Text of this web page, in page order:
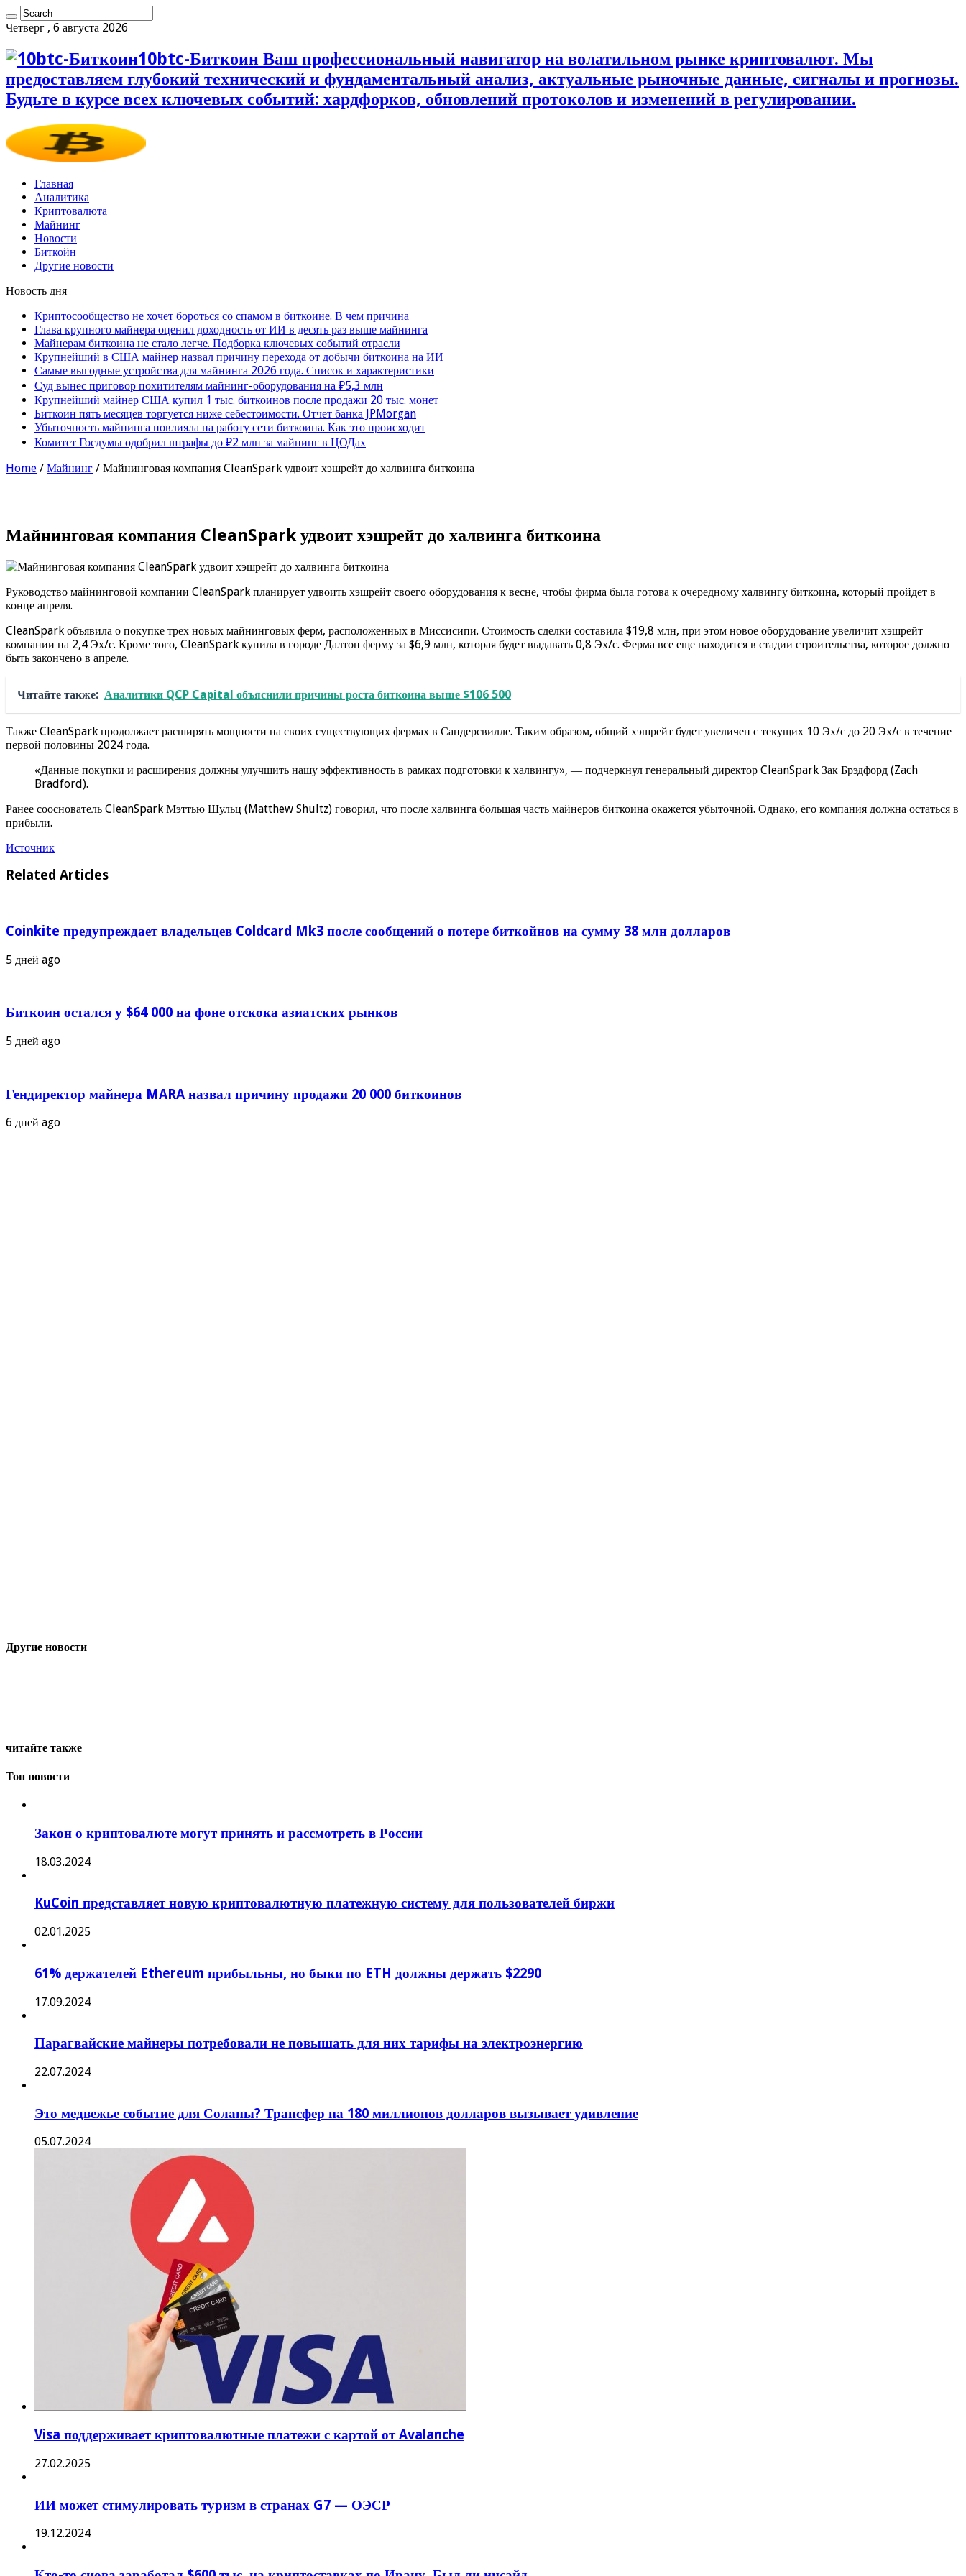
Четверг , 6 августа 2026
10btc-Биткоин Ваш профессиональный навигатор на волатильном рынке криптовалют. Мы
предоставляем глубокий технический и фундаментальный анализ, актуальные рыночные данные, сигналы и прогнозы.
Будьте в курсе всех ключевых событий: хардфорков, обновлений протоколов и изменений в регулировании.
Главная
Аналитика
Криптовалюта
Майнинг
Новости
Биткойн
Другие новости
Новость дня
Криптосообщество не хочет бороться со спамом в биткоине. В чем причина
Глава крупного майнера оценил доходность от ИИ в десять раз выше майнинга
Майнерам биткоина не стало легче. Подборка ключевых событий отрасли
Крупнейший в США майнер назвал причину перехода от добычи биткоина на ИИ
Самые выгодные устройства для майнинга 2026 года. Список и характеристики
Суд вынес приговор похитителям майнинг-оборудования на ₽5,3 млн
Крупнейший майнер США купил 1 тыс. биткоинов после продажи 20 тыс. монет
Биткоин пять месяцев торгуется ниже себестоимости. Отчет банка JPMorgan
Убыточность майнинга повлияла на работу сети биткоина. Как это происходит
Комитет Госдумы одобрил штрафы до ₽2 млн за майнинг в ЦОДах
Home / Майнинг / Майнинговая компания CleanSpark удвоит хэшрейт до халвинга биткоина
Майнинговая компания CleanSpark удвоит хэшрейт до халвинга биткоина
Руководство майнинговой компании CleanSpark планирует удвоить хэшрейт своего оборудования к весне, чтобы фирма была готова к очередному халвингу биткоина, который пройдет в
конце апреля.
CleanSpark объявила о покупке трех новых майнинговых ферм, расположенных в Миссисипи. Стоимость сделки составила $19,8 млн, при этом новое оборудование увеличит хэшрейт
компании на 2,4 Эх/с. Кроме того, CleanSpark купила в городе Далтон ферму за $6,9 млн, которая будет выдавать 0,8 Эх/с. Ферма все еще находится в стадии строительства, которое должно
быть закончено в апреле.
Читайте также: Аналитики QCP Capital объяснили причины роста биткоина выше $106 500
Также CleanSpark продолжает расширять мощности на своих существующих фермах в Сандерсвилле. Таким образом, общий хэшрейт будет увеличен с текущих 10 Эх/с до 20 Эх/с в течение
первой половины 2024 года.
«Данные покупки и расширения должны улучшить нашу эффективность в рамках подготовки к халвингу», ― подчеркнул генеральный директор CleanSpark Зак Брэдфорд (Zach
Bradford).
Ранее сооснователь CleanSpark Мэттью Шульц (Matthew Shultz) говорил, что после халвинга большая часть майнеров биткоина окажется убыточной. Однако, его компания должна остаться в
прибыли.
Источник
Related Articles
Coinkite предупреждает владельцев Coldcard Mk3 после сообщений о потере биткойнов на сумму 38 млн долларов
5 дней ago
Биткоин остался у $64 000 на фоне отскока азиатских рынков
5 дней ago
Гендиректор майнера MARA назвал причину продажи 20 000 биткоинов
6 дней ago
Другие новости
читайте также
Топ новости
Закон о криптовалюте могут принять и рассмотреть в России
18.03.2024
KuCoin представляет новую криптовалютную платежную систему для пользователей биржи
02.01.2025
61% держателей Ethereum прибыльны, но быки по ETH должны держать $2290
17.09.2024
Парагвайские майнеры потребовали не повышать для них тарифы на электроэнергию
22.07.2024
Это медвежье событие для Соланы? Трансфер на 180 миллионов долларов вызывает удивление
05.07.2024
Visa поддерживает криптовалютные платежи с картой от Avalanche
27.02.2025
ИИ может стимулировать туризм в странах G7 — ОЭСР
19.12.2024